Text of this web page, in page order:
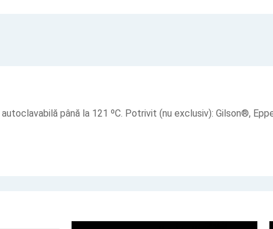
până la 121 ºC. Potrivit (nu exclusiv): Gilson®,